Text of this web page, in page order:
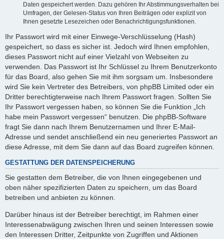
Daten gespeichert werden. Dazu gehören Ihr Abstimmungsverhalten bei
Umfragen, der Gelesen-Status von Ihren Beiträgen oder explizit von
Ihnen gesetzte Lesezeichen oder Benachrichtigungsfunktionen.
Ihr Passwort wird mit einer Einwege-Verschlüsselung (Hash)
gespeichert, so dass es sicher ist. Jedoch wird Ihnen empfohlen,
dieses Passwort nicht auf einer Vielzahl von Webseiten zu
verwenden. Das Passwort ist Ihr Schlüssel zu Ihrem Benutzerkonto
für das Board, also gehen Sie mit ihm sorgsam um. Insbesondere
wird Sie kein Vertreter des Betreibers, von phpBB Limited oder ein
Dritter berechtigterweise nach Ihrem Passwort fragen. Sollten Sie
Ihr Passwort vergessen haben, so können Sie die Funktion „Ich
habe mein Passwort vergessen“ benutzen. Die phpBB-Software
fragt Sie dann nach Ihrem Benutzernamen und Ihrer E-Mail-
Adresse und sendet anschließend ein neu generiertes Passwort an
diese Adresse, mit dem Sie dann auf das Board zugreifen können.
GESTATTUNG DER DATENSPEICHERUNG
Sie gestatten dem Betreiber, die von Ihnen eingegebenen und
oben näher spezifizierten Daten zu speichern, um das Board
betreiben und anbieten zu können.
Darüber hinaus ist der Betreiber berechtigt, im Rahmen einer
Interessenabwägung zwischen Ihren und seinen Interessen sowie
den Interessen Dritter, Zeitpunkte von Zugriffen und Aktionen